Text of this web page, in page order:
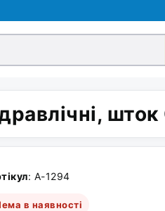
: A-1294
в наявності